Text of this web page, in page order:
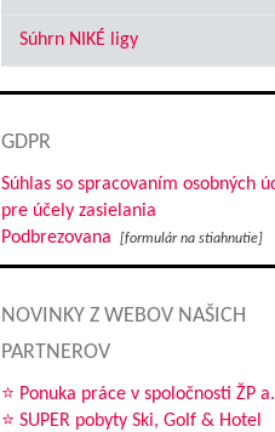
Súhrn NIKÉ ligy
GDPR
Súhlas so spracovaním osobných
pre účely zasielania
Podbrezovana
[formulár na stiahnutie]
NOVINKY Z WEBOV NAŠICH
PARTNEROV
⭐ Ponuka práce v spoločnosti ŽP
⭐ SUPER pobyty Ski, Golf & Hotel